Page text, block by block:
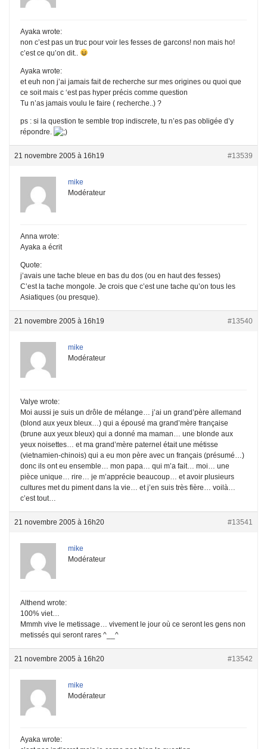
Ayaka wrote:
non c’est pas un truc pour voir les fesses de garcons! non mais ho!
c’est ce qu’on dit..
Ayaka wrote:
et euh non j’ai jamais fait de recherche sur mes origines ou quoi que
ce soit mais c ‘est pas hyper précis comme question
Tu n’as jamais voulu le faire ( recherche..) ?
ps : si la question te semble trop indiscrete, tu n’es pas obligée d’y
répondre.
21 novembre 2005 à 16h19 #13539
mike
Modérateur
Anna wrote:
Ayaka a écrit
Quote:
j’avais une tache bleue en bas du dos (ou en haut des fesses)
C’est la tache mongole. Je crois que c’est une tache qu’on tous les
Asiatiques (ou presque).
21 novembre 2005 à 16h19 #13540
mike
Modérateur
Valye wrote:
Moi aussi je suis un drôle de mélange… j’ai un grand’père allemand
(blond aux yeux bleux…) qui a épousé ma grand’mère française
(brune aux yeux bleux) qui a donné ma maman… une blonde aux
yeux noisettes… et ma grand’mère paternel était une métisse
(vietnamien-chinois) qui a eu mon père avec un français (présumé…)
donc ils ont eu ensemble… mon papa… qui m’a fait… moi… une
pièce unique… rire… je m’apprécie beaucoup… et avoir plusieurs
cultures met du piment dans la vie… et j’en suis très fière… voilà…
c’est tout…
21 novembre 2005 à 16h20 #13541
mike
Modérateur
Althend wrote:
100% viet…
Mmmh vive le metissage… vivement le jour où ce seront les gens non
metissés qui seront rares ^__^
21 novembre 2005 à 16h20 #13542
mike
Modérateur
Ayaka wrote: